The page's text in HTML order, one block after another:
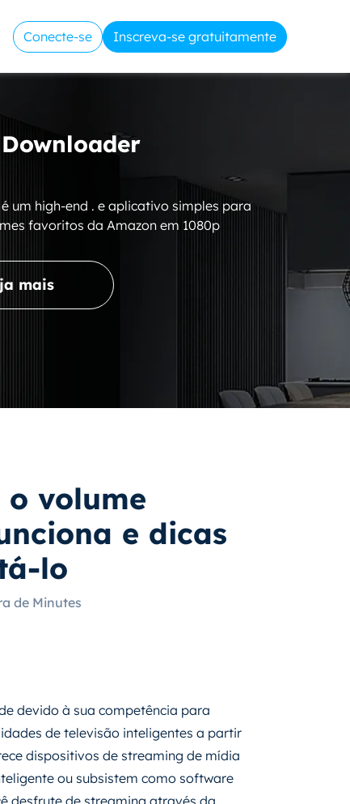
Conecte-se Inscreva-se gratuitamente
um high-end . e aplicativo simples para
favoritos da Amazon em 1080p
mais
o volume
e dicas
lo
de Minutes
devido à sua competência para
de televisão inteligentes a partir
dispositivos de streaming de mídia
ou subsistem como software
desfrute de streaming através da